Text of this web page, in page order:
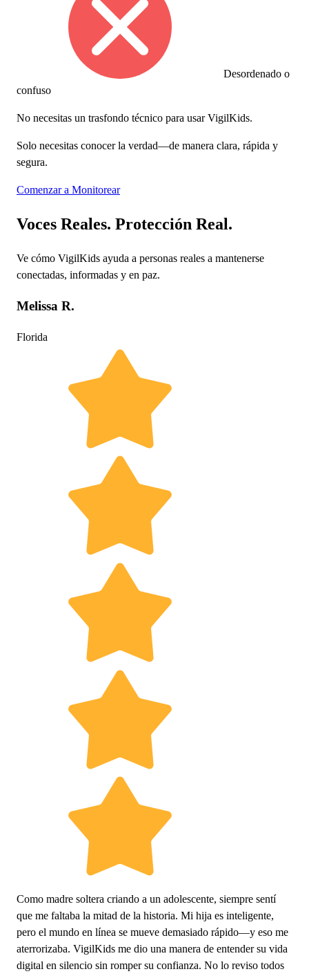
Desordenado o
confuso
No necesitas un trasfondo técnico para usar VigilKids.
Solo necesitas conocer la verdad—de manera clara, rápida y
segura.
Comenzar a Monitorear
Voces Reales. Protección Real.
Ve cómo VigilKids ayuda a personas reales a mantenerse
conectadas, informadas y en paz.
Melissa R.
Florida
Como madre soltera criando a un adolescente, siempre sentí
que me faltaba la mitad de la historia. Mi hija es inteligente,
pero el mundo en línea se mueve demasiado rápido—y eso me
aterrorizaba. VigilKids me dio una manera de entender su vida
digital en silencio sin romper su confianza. No lo reviso todos